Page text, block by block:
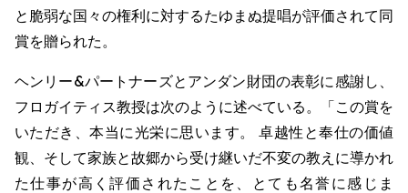
と脆弱な国々の権利に対するたゆまぬ提唱が評価されて同
賞を贈られた。
ヘンリー&パートナーズとアンダン財団の表彰に感謝し、
フロガイティス教授は次のように述べている。「この賞を
いただき、本当に光栄に思います。 卓越性と奉仕の価値
観、そして家族と故郷から受け継いだ不変の教えに導かれ
た仕事が高く評価されたことを、とても名誉に感じま